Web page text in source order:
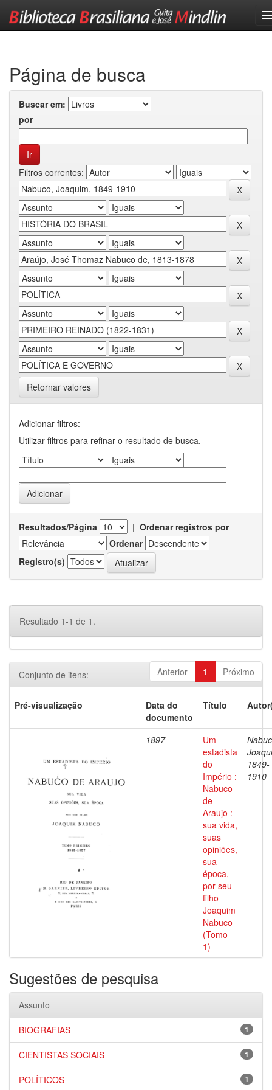
Página de busca
Buscar em:
por
Filtros correntes:
Retornar valores
Adicionar filtros:
Utilizar filtros para refinar o resultado de busca.
Resultados/Página | Ordenar registros por
Ordenar
Registro(s)
Resultado 1-1 de 1.
Anterior 1 Próximo
Conjunto de itens:
Pré-visualização
Data do
documento
Título
1897
Um
estadista
do
Império :
Nabuco
de
Araujo :
sua vida,
suas
opiniões,
sua
época,
por seu
filho
Joaquim
Nabuco
(Tomo
1)
1849-
1910
Sugestões de pesquisa
Assunto
1
BIOGRAFIAS
1
CIENTISTAS SOCIAIS
1
POLÍTICOS